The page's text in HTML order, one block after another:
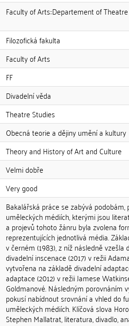
Faculty of Arts::Departement of
Filozofická fakulta
Faculty of Arts
FF
Divadelní věda
Theatre Studies
Obecná teorie a dějiny umění a kultury
Theory and History of Art and Culture
Velmi dobře
Very good
Bakalářská práce se zabývá
uměleckých médiích, kterými jsou
a projevů tohoto žánru byla zvolena
reprezentujících jednotlivá média.
v černém (1983), z níž následně
divadelní inscenace (2017) v režii
vytvořena na základě divadelní
adaptace (2012) v režii Jamese
Goldmanové. Následným porovnáním
pokusí nabídnout srovnání a vhled do
uměleckých médiích. Klíčová slova
Stephen Mallatrat, literatura, divadlo,